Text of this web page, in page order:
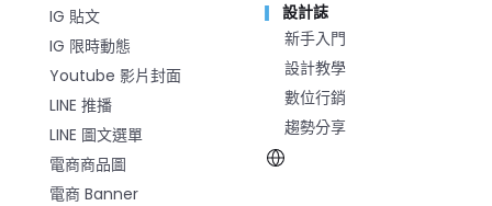
IG 貼文
IG 限時動態
Youtube 影片封面
LINE 推播
LINE 圖文選單
電商商品圖
電商 Banner
設計誌
新手入門
設計教學
數位行銷
趨勢分享